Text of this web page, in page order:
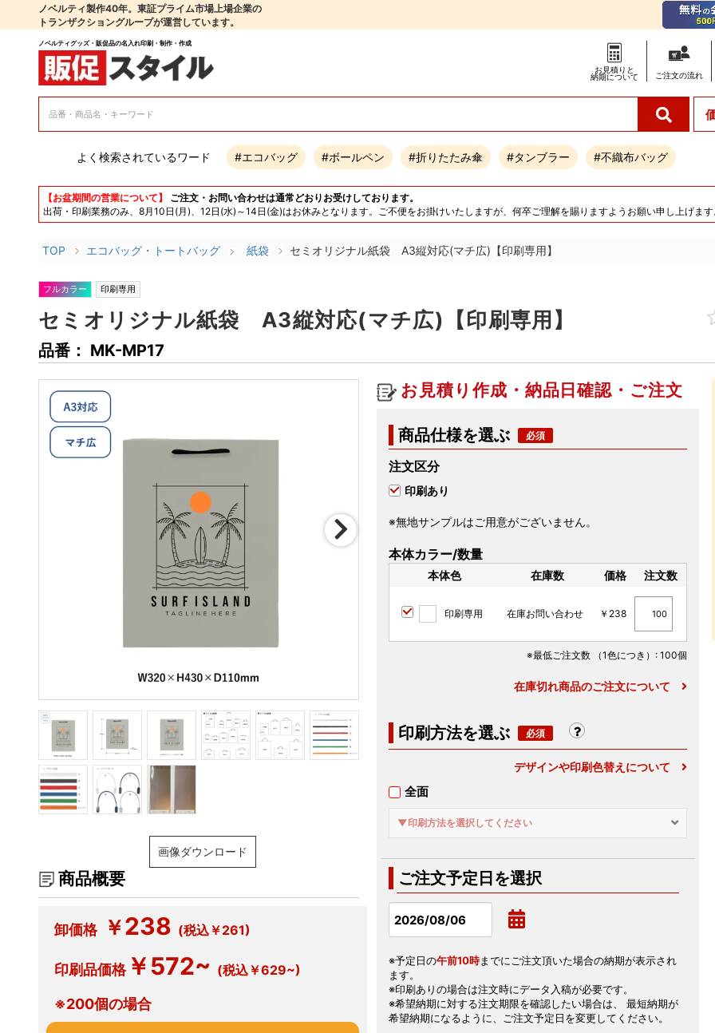
ノベルティ製作40年。東証プライム市場上場企業の
トランザクショングループが運営しています。
ノベルティグッズ・販促品の名入れ印刷・制作・作成
お見積りと
納期について
ご注文の流れ
よく検索されているワード #エコバッグ #ボールペン #折りたたみ傘 #タンブラー #不織布バッグ
【お盆期間の営業について】
ご注文・お問い合わせは通常どおりお受けしております。
出荷・印刷業務のみ、8月10日(月)、12日(水)～14日(金)はお休みとなります。ご不便をお掛けいたしますが、何卒ご理解を賜りますようお願い申し上げま
TOP エコバッグ・トートバッグ 紙袋 セミオリジナル紙袋 A3縦対応(マチ広)【印刷専用】
フルカラー 印刷専用
セミオリジナル紙袋 A3縦対応(マチ広)【印刷専用】
品番： MK-MP17
画像ダウンロード
商品概要
卸価格 ￥238 (税込￥261)
印刷品価格￥572~ (税込￥629~)
※200個の場合
お見積り作成・納品日確認・ご注文
商品仕様を選ぶ
注文区分
印刷あり
※無地サンプルはご用意がございません。
本体カラー/数量
本体色 在庫数 価格 注文数
印刷専用 在庫お問い合わせ ￥238
※最低ご注文数 （1色につき） : 100個
在庫切れ商品のご注文について
印刷方法を選ぶ
デザインや印刷色替えについて
全面
▼印刷方法を選択してください
ご注文予定日を選択
※予定日の午前10時までにご注文頂いた場合の納期が表示され
ます。
※印刷ありの場合は注文時にデータ入稿が必要です。
※希望納期に対する注文期限を確認したい場合は、 最短納期が
希望納期になるように、ご注文予定日を変更してください。